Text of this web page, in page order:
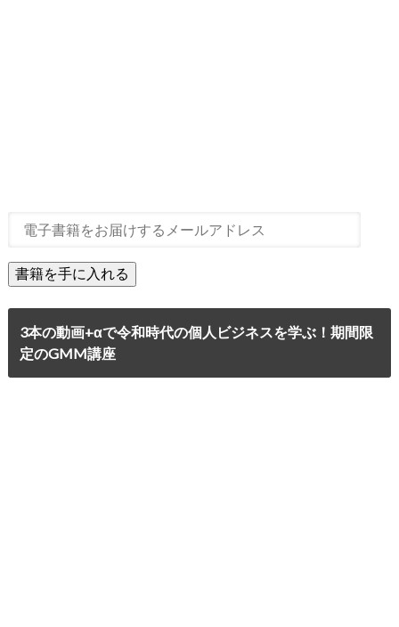
3本の動画+αで令和時代の個人ビジネスを学ぶ！期間限
定のGMM講座